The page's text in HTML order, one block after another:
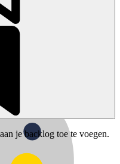
je backlog toe te voegen.